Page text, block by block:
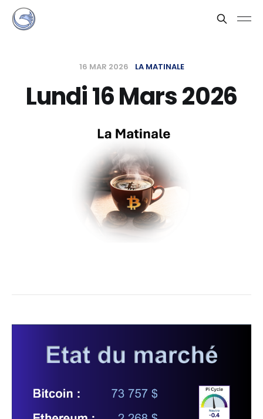
16 MAR 2026 LA MATINALE
Lundi 16 Mars 2026